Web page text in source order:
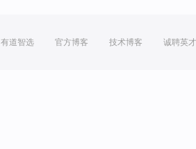
有道智选 官方博客 技术博客 诚聘英才